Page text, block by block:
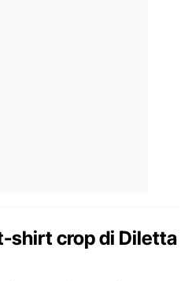
shirt crop di Diletta